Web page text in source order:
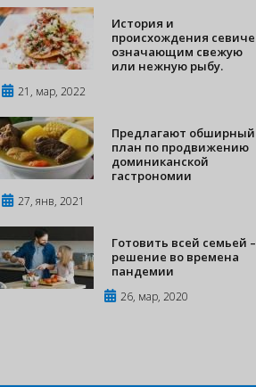
История и
происхождения севиче
означающим свежую
или нежную рыбу.
21, мар, 2022
Предлагают обширный
план по продвижению
доминиканской
гастрономии
27, янв, 2021
Готовить всей семьей –
решение во времена
пандемии
26, мар, 2020